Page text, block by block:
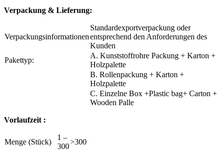
Verpackung & Lieferung:
Verpackungsinformationen
Standardexportverpackung oder
entsprechend den Anforderungen des
Kunden
Pakettyp:
A. Kunststoffrohre Packung + Karton +
Holzpalette
B. Rollenpackung + Karton +
Holzpalette
C. Einzelne Box +Plastic bag+ Carton +
Wooden Palle
Vorlaufzeit :
Menge (Stück)
1 –
300
>300